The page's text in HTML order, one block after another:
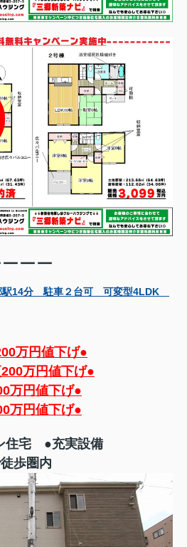
ーー
14分 駐車２台可 可変型4LDK
万円値下げ●
万円値下げ●
万円値下げ●
万円値下げ●
住宅 ●充実設備
歩圏内